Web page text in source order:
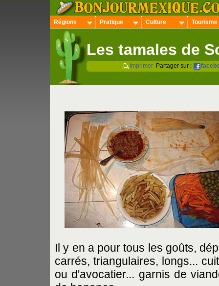
Régions Pratique Culture Tourisme
Les tamales de
Imprimer Partager sur :
Il y en a pour tous les goûts,
carrés, triangulaires, longs...
ou d'avocatier... garnis de